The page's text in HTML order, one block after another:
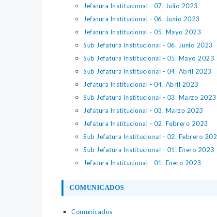
Jefatura Institucional - 07. Julio 2023
Jefatura Institucional - 06. Junio 2023
Jefatura Institucional - 05. Mayo 2023
Sub Jefatura Institucional - 06. Junio 2023
Sub Jefatura Institucional - 05. Mayo 2023
Sub Jefatura Institucional - 04. Abril 2023
Jefatura Institucional - 04. Abril 2023
Sub Jefatura Institucional - 03. Marzo 2023
Jefatura Institucional - 03. Marzo 2023
Jefatura Institucional - 02. Febrero 2023
Sub Jefatura Institucional - 02. Febrero
Sub Jefatura Institucional - 01. Enero 2023
Jefatura Institucional - 01. Enero 2023
COMUNICADOS
Comunicados